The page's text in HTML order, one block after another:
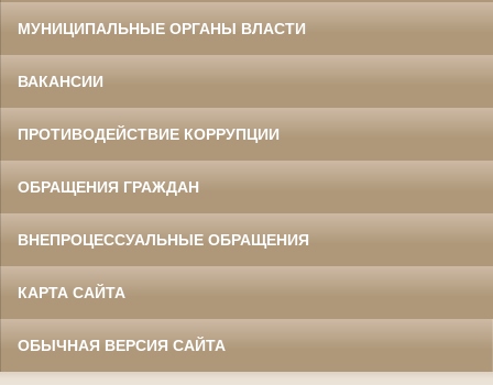
МУНИЦИПАЛЬНЫЕ ОРГАНЫ ВЛАСТИ
ВАКАНСИИ
ПРОТИВОДЕЙСТВИЕ КОРРУПЦИИ
ОБРАЩЕНИЯ ГРАЖДАН
ВНЕПРОЦЕССУАЛЬНЫЕ ОБРАЩЕНИЯ
КАРТА САЙТА
ОБЫЧНАЯ ВЕРСИЯ САЙТА